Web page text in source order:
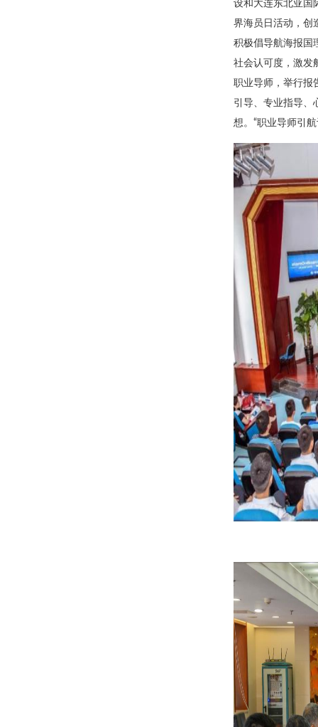
设和大连东北亚国
界海员日活动，创
积极倡导航海报国
社会认可度，激发
职业导师，举行报
引导、专业指导、
想。“职业导师引